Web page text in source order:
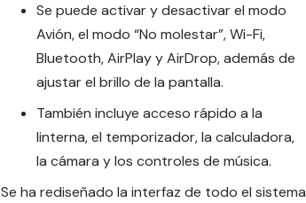
Se puede activar y desactivar el modo
Avión, el modo “No molestar”, Wi-Fi,
Bluetooth, AirPlay y AirDrop, además de
ajustar el brillo de la pantalla.
También incluye acceso rápido a la
linterna, el temporizador, la calculadora,
la cámara y los controles de música.
Se ha rediseñado la interfaz de todo el sistema